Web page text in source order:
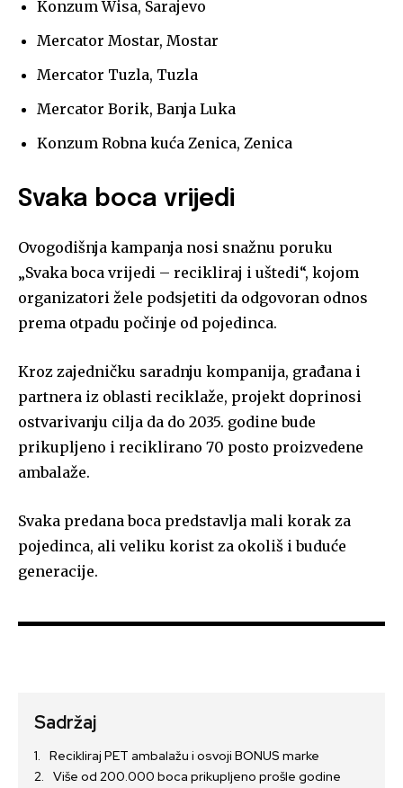
Konzum Wisa, Sarajevo
Mercator Mostar, Mostar
Mercator Tuzla, Tuzla
Mercator Borik, Banja Luka
Konzum Robna kuća Zenica, Zenica
Svaka boca vrijedi
Ovogodišnja kampanja nosi snažnu poruku
„Svaka boca vrijedi – recikliraj i uštedi“, kojom
organizatori žele podsjetiti da odgovoran odnos
prema otpadu počinje od pojedinca.
Kroz zajedničku saradnju kompanija, građana i
partnera iz oblasti reciklaže, projekt doprinosi
ostvarivanju cilja da do 2035. godine bude
prikupljeno i reciklirano 70 posto proizvedene
ambalaže.
Svaka predana boca predstavlja mali korak za
pojedinca, ali veliku korist za okoliš i buduće
generacije.
Sadržaj
Recikliraj PET ambalažu i osvoji BONUS marke
Više od 200.000 boca prikupljeno prošle godine